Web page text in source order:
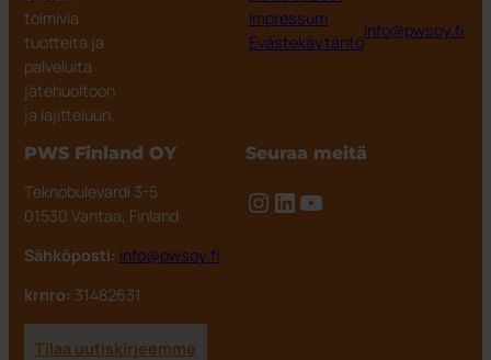
toimivia
tuotteita ja
palveluita
jätehuoltoon
ja lajitteluun.
Impressum
Evästekäytäntö
info@pwsoy.fi
PWS Finland OY
Teknobulevardi 3-5
01530 Vantaa, Finland
Sähköposti: info@pwsoy.fi
krnro: 31482631
Seuraa meitä
Instagram
LinkedIn
YouTube
Tilaa uutiskirjeemme